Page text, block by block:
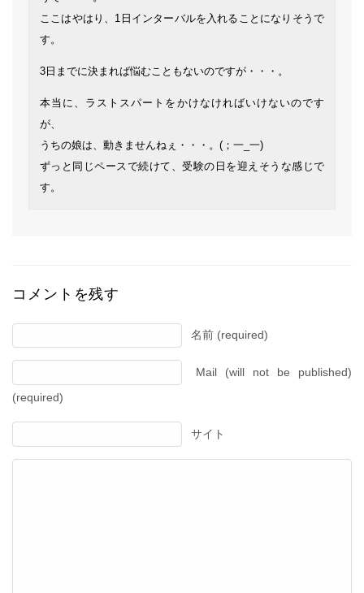
ここはやはり、1日インターバルを入れることになりそうで
す。
3日までに決まれば悩むこともないのですが・・・。
本当に、ラストスパートをかけなければいけないのです
が、
うちの娘は、動きませんねぇ・・・。(；一_一)
ずっと同じペースで続けて、受験の日を迎えそうな感じで
す。
コメントを残す
名前 (required)
Mail (will not be published)
(required)
サイト